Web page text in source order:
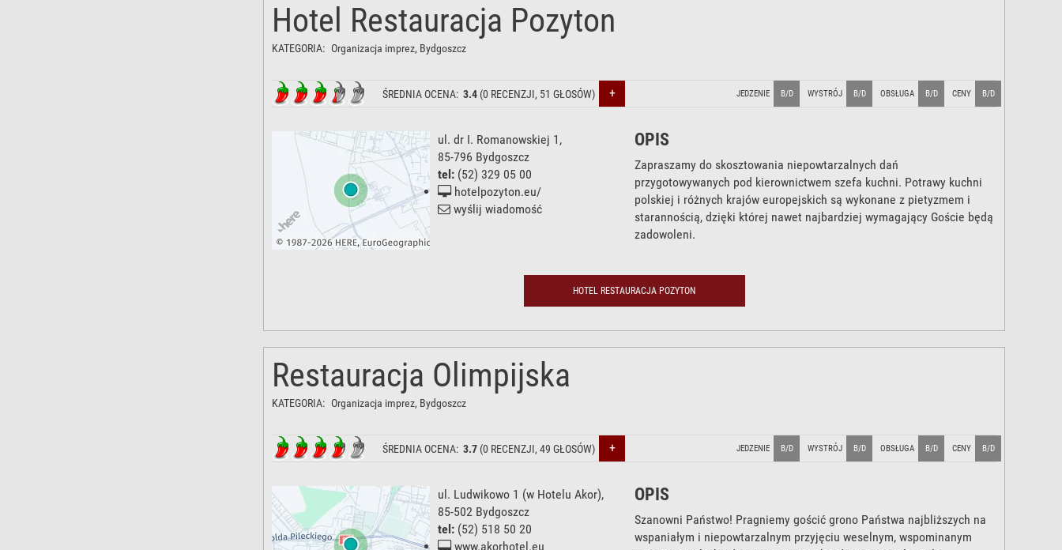
Hotel Restauracja Pozyton
KATEGORIA: Organizacja imprez, Bydgoszcz
ŚREDNIA OCENA: 3.4 (0 RECENZJI, 51 GŁOSÓW) + JEDZENIE B/D WYSTRÓJ B/D OBSŁUGA B/D CENY B/D
ul. dr I. Romanowskiej 1 ,
85-796 Bydgoszcz
tel: (52) 329 05 00
hotelpozyton.eu/
wyślij wiadomość
OPIS
Zapraszamy do skosztowania niepowtarzalnych dań
przygotowywanych pod kierownictwem szefa kuchni. Potrawy kuchni
polskiej i różnych krajów europejskich są wykonane z pietyzmem i
starannością, dzięki której nawet najbardziej wymagający Goście będą
zadowoleni.
HOTEL RESTAURACJA POZYTON
Restauracja Olimpijska
KATEGORIA: Organizacja imprez, Bydgoszcz
ŚREDNIA OCENA: 3.7 (0 RECENZJI, 49 GŁOSÓW) + JEDZENIE B/D WYSTRÓJ B/D OBSŁUGA B/D CENY B/D
ul. Ludwikowo 1 (w Hotelu Akor),
85-502 Bydgoszcz
tel: (52) 518 50 20
www.akorhotel.eu
OPIS
Szanowni Państwo! Pragniemy gościć grono Państwa najbliższych na
wspaniałym i niepowtarzalnym przyjęciu weselnym, wspominanym